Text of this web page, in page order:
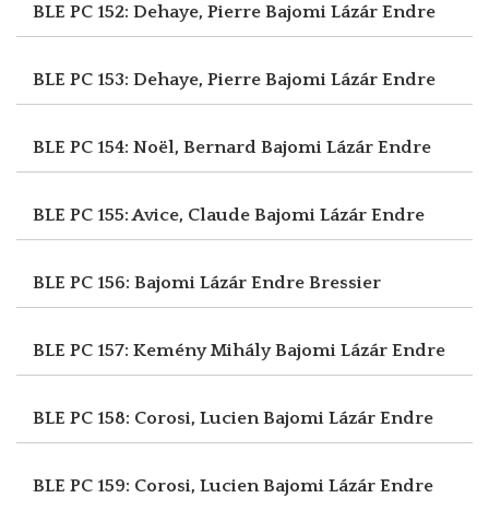
BLE PC 152: Dehaye, Pierre Bajomi Lázár Endre
BLE PC 153: Dehaye, Pierre Bajomi Lázár Endre
BLE PC 154: Noël, Bernard Bajomi Lázár Endre
BLE PC 155: Avice, Claude Bajomi Lázár Endre
BLE PC 156: Bajomi Lázár Endre Bressier
BLE PC 157: Kemény MihályBajomi Lázár Endre
BLE PC 158: Corosi, LucienBajomi Lázár Endre
BLE PC 159: Corosi, LucienBajomi Lázár Endre